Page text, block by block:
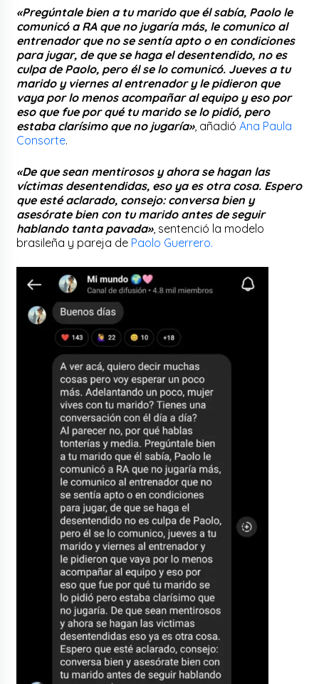
«Pregúntale bien a tu marido que él sabía, Paolo le
comunicó a RA que no jugaría más, le comunico al
entrenador que no se sentía apto o en condiciones
para jugar, de que se haga el desentendido, no es
culpa de Paolo, pero él se lo comunicó. Jueves a tu
marido y viernes al entrenador y le pidieron que
vaya por lo menos acompañar al equipo y eso por
eso que fue por qué tu marido se lo pidió, pero
estaba clarísimo que no jugaría», añadióAna Paula
Consorte.
«De que sean mentirosos y ahora se hagan las
víctimas desentendidas, eso ya es otra cosa. Espero
que esté aclarado, consejo: conversa bien y
asesórate bien con tu marido antes de seguir
hablando tanta pavada», sentenció la modelo
brasileña y pareja de Paolo Guerrero.